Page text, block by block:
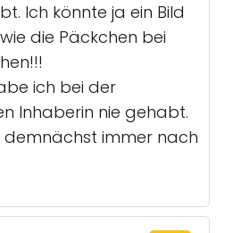
Ich könnte ja ein Bild
die Päckchen bei
ich bei der
Inhaberin nie gehabt.
demnächst immer nach